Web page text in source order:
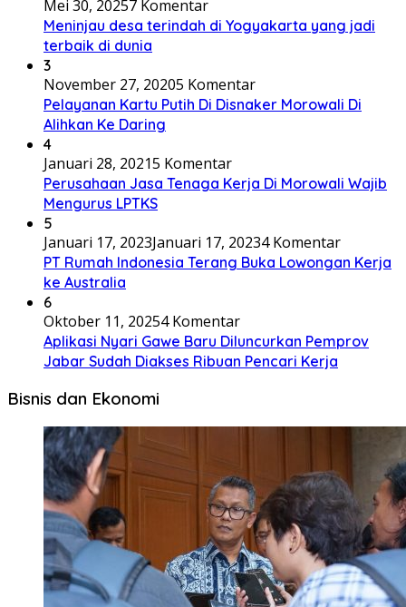
Mei 30, 20257 Komentar
Meninjau desa terindah di Yogyakarta yang jadi
terbaik di dunia
3
November 27, 20205 Komentar
Pelayanan Kartu Putih Di Disnaker Morowali Di
Alihkan Ke Daring
4
Januari 28, 20215 Komentar
Perusahaan Jasa Tenaga Kerja Di Morowali Wajib
Mengurus LPTKS
5
Januari 17, 2023Januari 17, 20234 Komentar
PT Rumah Indonesia Terang Buka Lowongan Kerja
ke Australia
6
Oktober 11, 20254 Komentar
Aplikasi Nyari Gawe Baru Diluncurkan Pemprov
Jabar Sudah Diakses Ribuan Pencari Kerja
Bisnis dan Ekonomi